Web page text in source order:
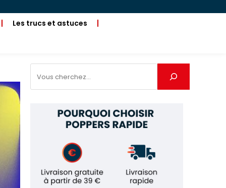
Les trucs et astuces